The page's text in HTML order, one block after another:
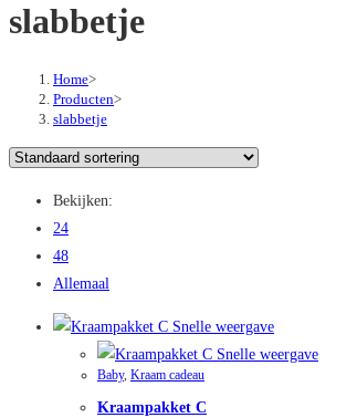
slabbetje
Home>
Producten>
slabbetje
Bekijken:
24
48
Allemaal
Snelle weergave
Snelle weergave
Baby, Kraam cadeau
Kraampakket C